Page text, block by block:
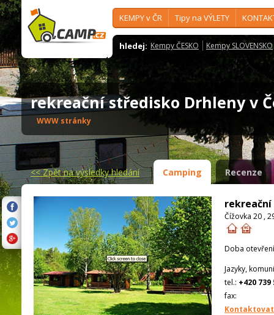
KEMPY v ČR Tipy na VÝLETY
hledej: Kempy ČESKO Kempy SLOVENSKO
rekreační středisko Drhleny v
WWW stránky
<<Zpět na výsledky hledání Camping Recenze
rekreační
Čížovka 20 ,
Doba
Jazyky,
tel.: +420 739
fax: